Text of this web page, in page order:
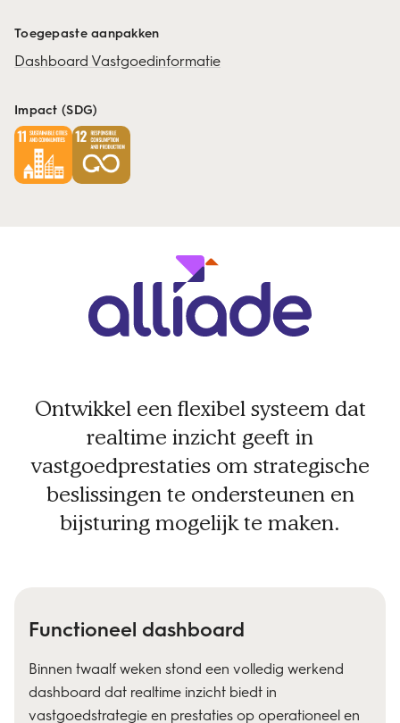
Toegepaste aanpakken
Dashboard Vastgoedinformatie
Impact (SDG)
Ontwikkel een flexibel systeem dat
realtime inzicht geeft in
vastgoedprestaties om strategische
beslissingen te ondersteunen en
bijsturing mogelijk te maken.
Functioneel dashboard
Binnen twaalf weken stond een volledig werkend
dashboard dat realtime inzicht biedt in
vastgoedstrategie en prestaties op operationeel en